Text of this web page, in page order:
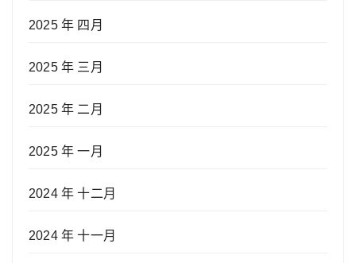
2025 年 四月
2025 年 三月
2025 年 二月
2025 年 一月
2024 年 十二月
2024 年 十一月